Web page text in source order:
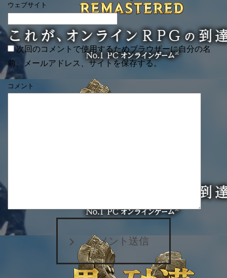
ウェブサイト
次回のコメントで使用するためブラウザーに自分の名
前、メールアドレス、サイトを保存する。
コメント
コメント送信